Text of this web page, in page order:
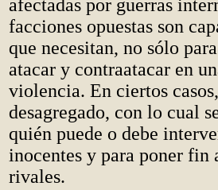
afectadas por guerras
facciones opuestas son
que necesitan, no sólo
atacar y contraatacar en
violencia. En ciertos
desagregado, con lo cual
quién puede o debe
inocentes y para poner
rivales.